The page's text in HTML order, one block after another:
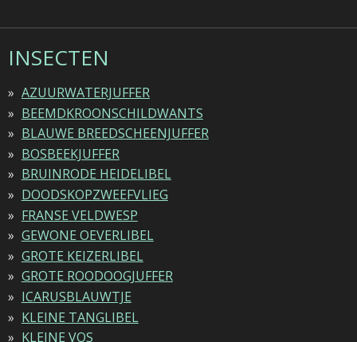
INSECTEN
AZUURWATERJUFFER
BEEMDKROONSCHILDWANTS
BLAUWE BREEDSCHEENJUFFER
BOSBEEKJUFFER
BRUINRODE HEIDELIBEL
DOODSKOPZWEEFVLIEG
FRANSE VELDWESP
GEWONE OEVERLIBEL
GROTE KEIZERLIBEL
GROTE ROODOOGJUFFER
ICARUSBLAUWTJE
KLEINE TANGLIBEL
KLEINE VOS